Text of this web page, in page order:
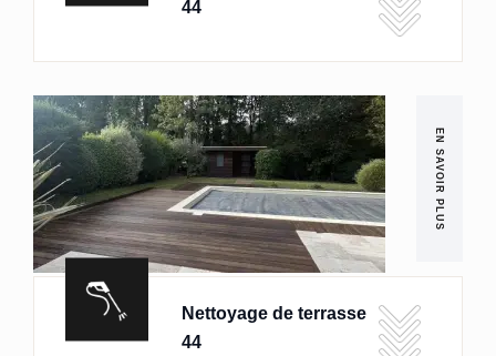
44
EN SAVOIR PLUS
Nettoyage de terrasse
44